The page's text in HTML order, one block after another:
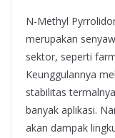
N-Methyl
merupakan
sektor, seperti
Keunggulannya
stabilitas
banyak aplikasi.
akan dampak